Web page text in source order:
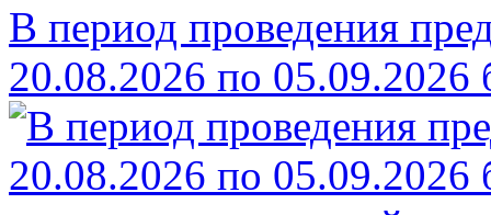
В период проведения
20.08.2026 по 05.09.2026